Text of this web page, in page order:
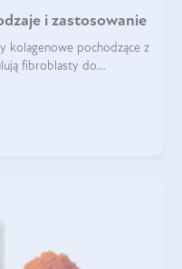
i zastosowanie
kolagenowe pochodzące z